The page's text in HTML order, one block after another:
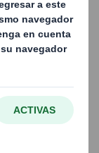
destacar: